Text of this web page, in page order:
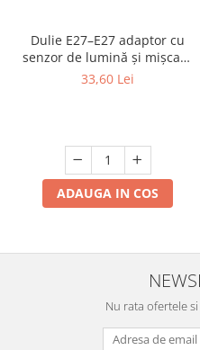
Dulie E27–E27 adaptor cu
senzor de lumină și mișcare
360°, detector PIR, max.
33,60 Lei
ADAUGA IN COS
Nu rata ofertele